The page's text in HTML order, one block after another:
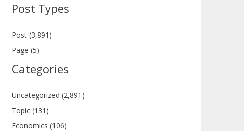
Post Types
Post (3,891)
Page (5)
Categories
Uncategorized (2,891)
Topic (131)
Economics (106)